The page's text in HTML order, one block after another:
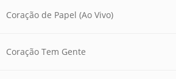
Coração de Papel (Ao Vivo)
Coração Tem Gente